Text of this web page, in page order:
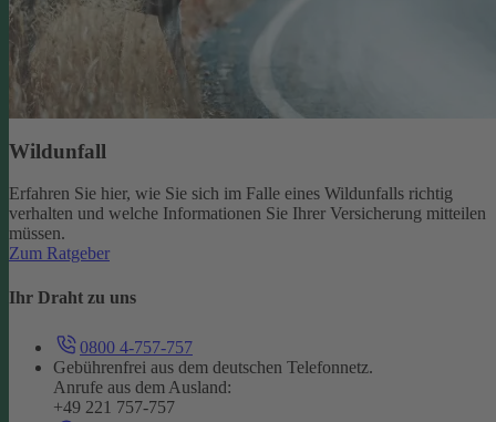
Wildunfall
Erfahren Sie hier, wie Sie sich im Falle eines Wildunfalls richtig
verhalten und welche Informationen Sie Ihrer Versicherung mitteilen
müssen.
Zum Ratgeber
Ihr Draht zu uns
0800 4-757-757
Gebührenfrei aus dem deutschen Telefonnetz.
Anrufe aus dem Ausland:
+49 221 757-757